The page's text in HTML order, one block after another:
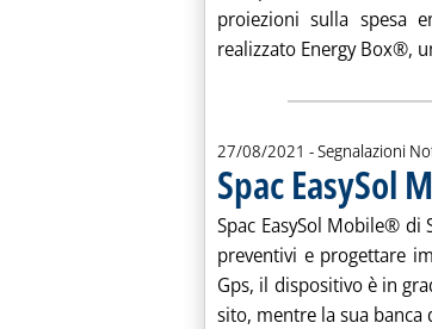
proiezioni sulla spesa
realizzato Energy Box®,
27/08/2021 - Segnalazioni
Spac EasySol
Spac EasySol Mobile® di
preventivi e progettare
Gps, il dispositivo è in
sito, mentre la sua banca